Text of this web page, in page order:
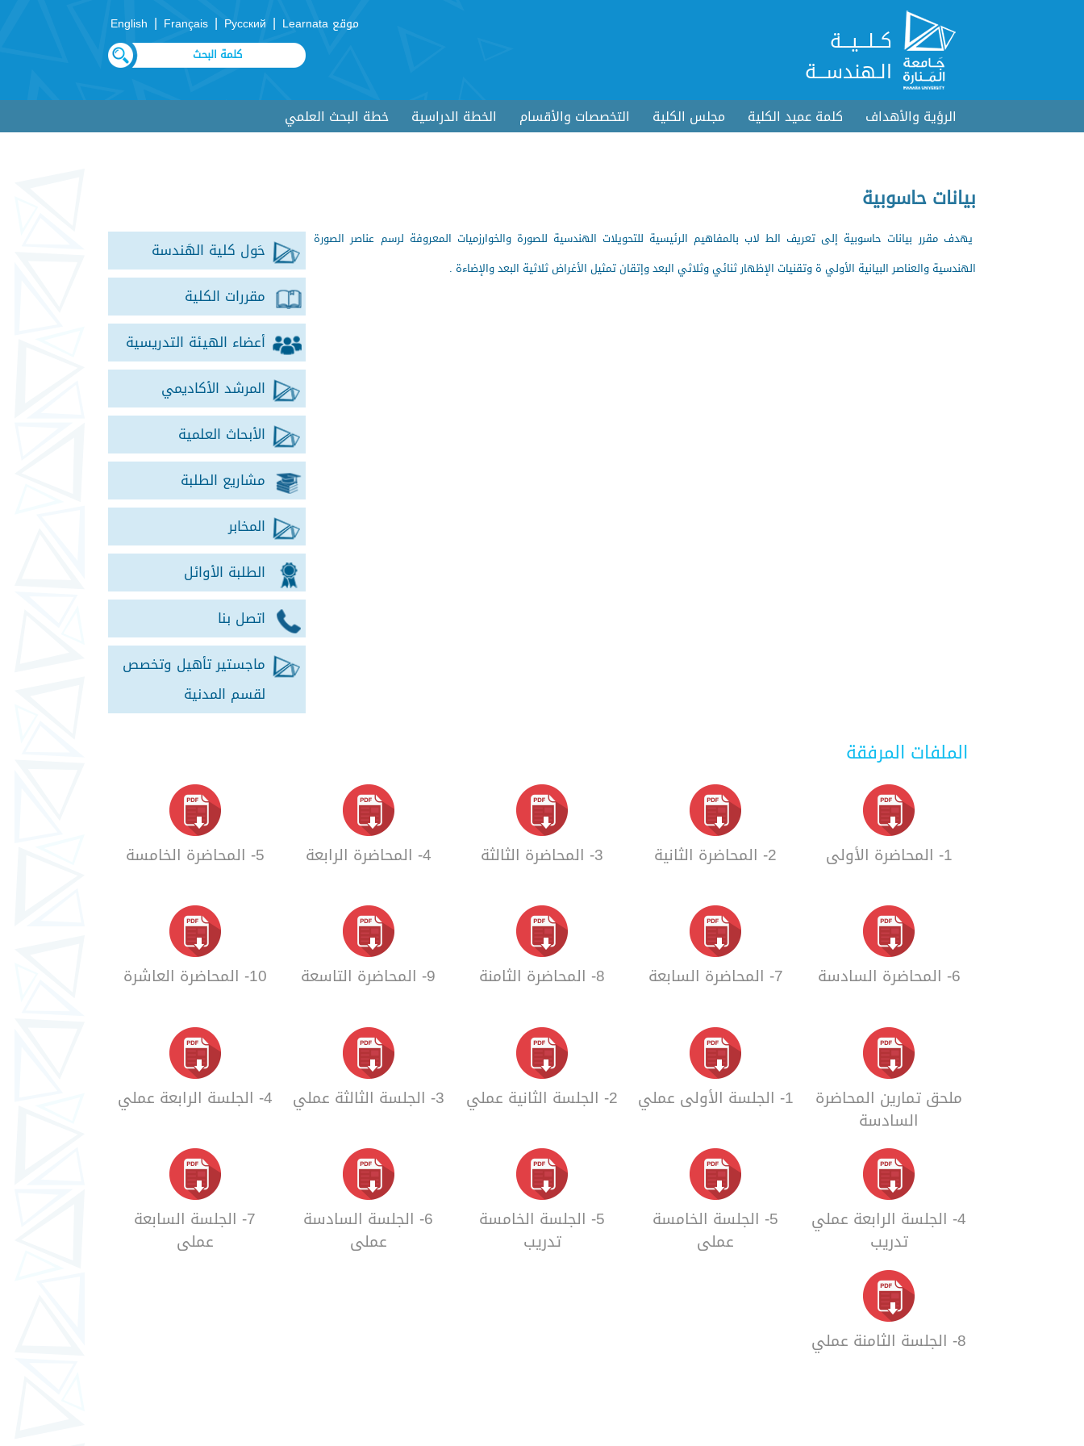
كــلـــيـــة
الـهندســـة
موقع Learnata |
Русский
|
Français
|
English
الرؤية والأهداف كلمة عميد الكلية مجلس الكلية التخصصات والأقسام الخطة الدراسية خطة البحث العلمي
بيانات حاسوبية
حَول كلية الهَندسة
مقررات الكلية
أعضاء الهيئة التدريسية
المرشد الأكاديمي
الأبحاث العلمية
مشاريع الطلبة
المخابر
الطلبة الأوائل
اتصل بنا
ماجستير تأهيل وتخصص
لقسم المدنية
يهدف مقرر بيانات حاسوبية إلى تعريف الط لاب بالمفاهيم الرئيسية للتحويلات الهندسية للصورة والخوارزميات المعروفة لرسم عناصر الصورة
الهندسية والعناصر البيانية الأولي ة وتقنيات الإظهار ثنائي وثلاثي البعد وإتقان تمثيل الأغراض ثلاثية البعد والإضاءة .
الملفات المرفقة
1- المحاضرة الأولى 2- المحاضرة الثانية 3- المحاضرة الثالثة 4- المحاضرة الرابعة 5- المحاضرة الخامسة
6- المحاضرة السادسة 7- المحاضرة السابعة 8- المحاضرة الثامنة 9- المحاضرة التاسعة 10- المحاضرة العاشرة
ملحق تمارين المحاضرة
السادسة
1- الجلسة الأولى عملي 2- الجلسة الثانية عملي 3- الجلسة الثالثة عملي 4- الجلسة الرابعة عملي
4- الجلسة الرابعة عملي
تدريب
5- الجلسة الخامسة
عملي
5- الجلسة الخامسة
تدريب
6- الجلسة السادسة
عملي
7- الجلسة السابعة
عملي
8- الجلسة الثامنة عملي